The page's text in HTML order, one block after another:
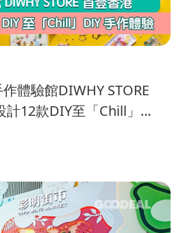
體驗館DIWHY STORE
12款DIY至「Chill」